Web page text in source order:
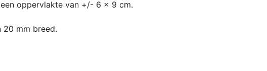
oppervlakte van +/- 6 x 9 cm.
20 mm breed.